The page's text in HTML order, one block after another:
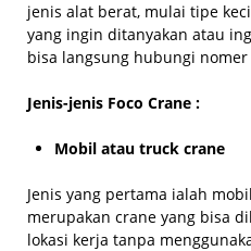
jenis alat berat, mulai tipe
yang ingin ditanyakan atau
bisa langsung hubungi nomer
Jenis-jenis Foco Crane :
Mobil atau truck crane
Jenis yang pertama ialah
merupakan crane yang bisa
lokasi kerja tanpa